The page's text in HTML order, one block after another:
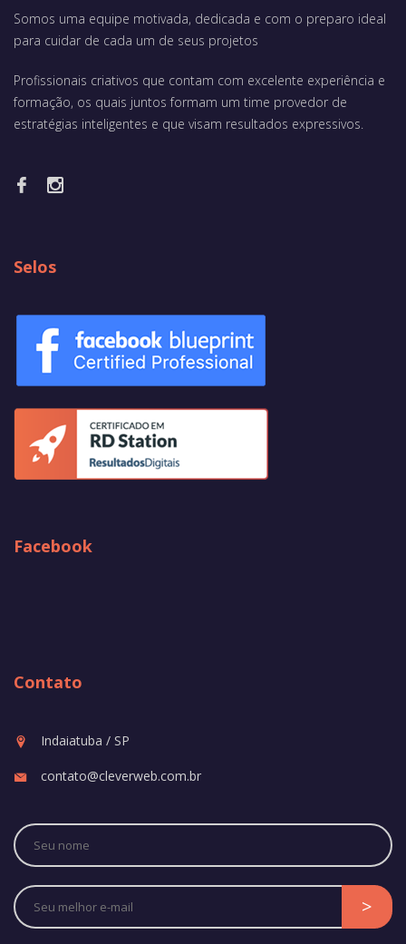
Somos uma equipe motivada, dedicada e com o preparo ideal
para cuidar de cada um de seus projetos
Profissionais criativos que contam com excelente experiência e
formação, os quais juntos formam um time provedor de
estratégias inteligentes e que visam resultados expressivos.
Selos
Facebook
Contato
Indaiatuba / SP
contato@cleverweb.com.br